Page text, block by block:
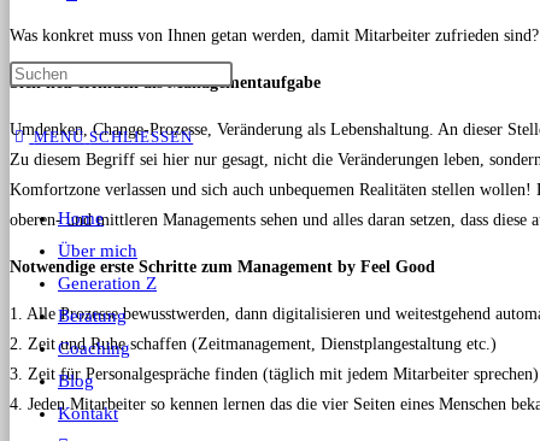
MENÜ SCHLIESSEN
Home
Über mich
Generation Z
Beratung
Coaching
Blog
Kontakt
Was konkret muss von Ihnen getan werden, damit Mitarbeiter zufrieden
Sich neu erfinden als Managementaufgabe
Umdenken, Change-Prozesse, Veränderung als Lebenshaltung. An dieser
Zu diesem Begriff sei hier nur gesagt, nicht die Veränderungen leben,
Komfortzone verlassen und sich auch unbequemen Realitäten stellen
oberen- und mittleren Managements sehen und alles daran setzen, dass
Notwendige erste Schritte zum Management by Feel Good
1. Alle Prozesse bewusstwerden, dann digitalisieren und weitestgehend
2. Zeit und Ruhe schaffen (Zeitmanagement, Dienstplangestaltung etc.)
3. Zeit für Personalgespräche finden (täglich mit jedem Mitarbeiter sprechen)
4. Jeden Mitarbeiter so kennen lernen das die vier Seiten eines Menschen